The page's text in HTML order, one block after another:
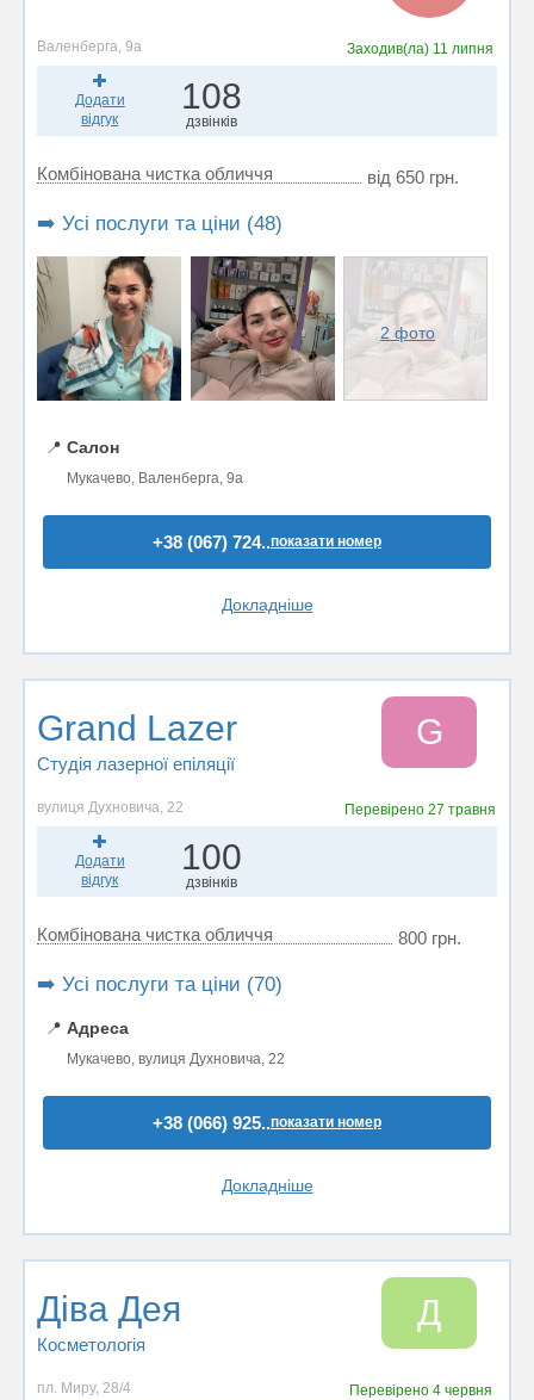
Валенберга, 9а Заходив(ла) 11 липня
Додати
відгук
108
дзвінків
Комбінована чистка обличчя від 650 грн.
➡️ Усі послуги та ціни (48)
2 фото
📍 Салон
Мукачево, Валенберга, 9а
+38 (067) 724..показати номер
Докладніше
Grand Lazer
Студія лазерної епіляції
G
вулиця Духновича, 22 Перевірено27 травня
Додати
відгук
100
дзвінків
Комбінована чистка обличчя 800 грн.
➡️ Усі послуги та ціни (70)
📍 Адреса
Мукачево, вулиця Духновича, 22
+38 (066) 925..показати номер
Докладніше
Діва Дея
Косметологія
Д
пл. Миру, 28/4 Перевірено 4 червня